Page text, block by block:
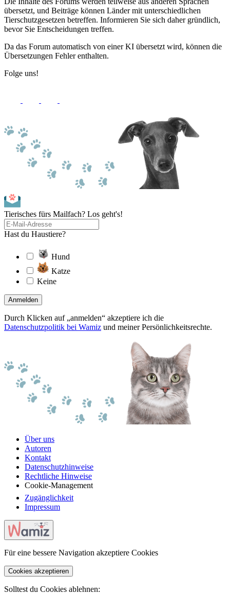
übersetzt, und Beiträge können Länder mit unterschiedlichen
Tierschutzgesetzen betreffen. Informieren Sie sich daher gründlich,
bevor Sie Entscheidungen treffen.
Da das Forum automatisch von einer KI übersetzt wird, können die
Übersetzungen Fehler enthalten.
Folge uns!
Tierisches fürs Mailfach? Los geht's!
Hast du Haustiere?
Hund
Katze
Keine
Anmelden
Durch Klicken auf „anmelden“ akzeptiere ich die
Datenschutzpolitik bei Wamiz und meiner Persönlichkeitsrechte.
Über uns
Autoren
Kontakt
Datenschutzhinweise
Rechtliche Hinweise
Cookie-Management
Zugänglichkeit
Impressum
Für eine bessere Navigation akzeptiere Cookies
Cookies akzeptieren
Solltest du Cookies ablehnen: